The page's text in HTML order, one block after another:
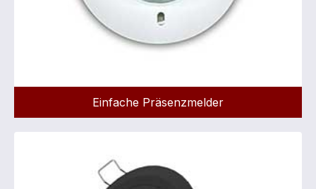
Einfache Präsenzmelder